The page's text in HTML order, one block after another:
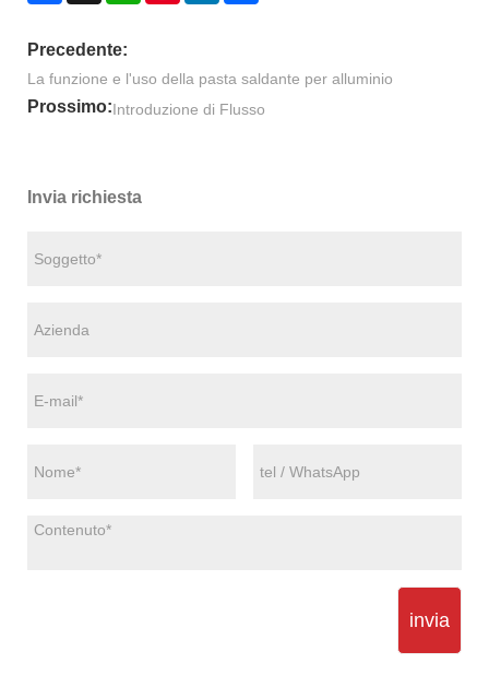
Precedente:
La funzione e l'uso della pasta saldante per alluminio
Prossimo:Introduzione di Flusso
Invia richiesta
invia